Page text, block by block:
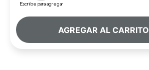
Escribe para agregar
AGREGAR AL CARRITO